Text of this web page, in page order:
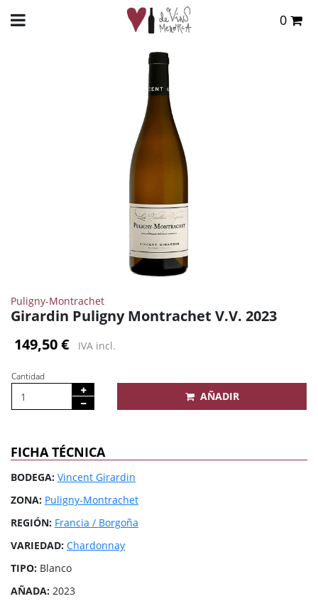
0
VER CESTA
Puligny-Montrachet
Girardin Puligny Montrachet V.V. 2023
149,50 €
IVA incl.
Cantidad
AÑADIR
FICHA TÉCNICA
BODEGA: Vincent Girardin
ZONA: Puligny-Montrachet
REGIÓN: Francia / Borgoña
VARIEDAD: Chardonnay
TIPO: Blanco
AÑADA: 2023